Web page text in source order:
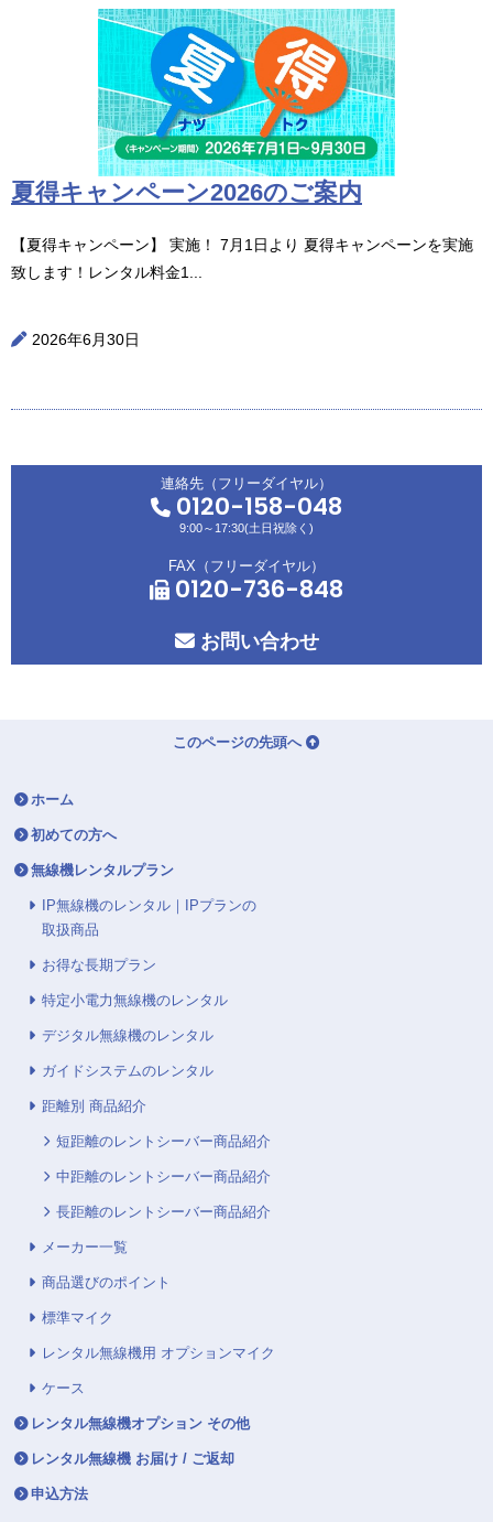
夏得キャンペーン2026のご案内
【夏得キャンペーン】 実施！ 7月1日より 夏得キャンペーンを実施
致します！レンタル料金1...
2026年6月30日
連絡先（フリーダイヤル）
0120-158-048
9:00～17:30(土日祝除く)
FAX（フリーダイヤル）
0120-736-848
お問い合わせ
このページの先頭へ
ホーム
初めての方へ
無線機レンタルプラン
IP無線機のレンタル｜IPプランの
取扱商品
お得な長期プラン
特定小電力無線機のレンタル
デジタル無線機のレンタル
ガイドシステムのレンタル
距離別 商品紹介
短距離のレントシーバー商品紹介
中距離のレントシーバー商品紹介
長距離のレントシーバー商品紹介
メーカー一覧
商品選びのポイント
標準マイク
レンタル無線機用 オプションマイク
ケース
レンタル無線機オプション その他
レンタル無線機 お届け / ご返却
申込方法